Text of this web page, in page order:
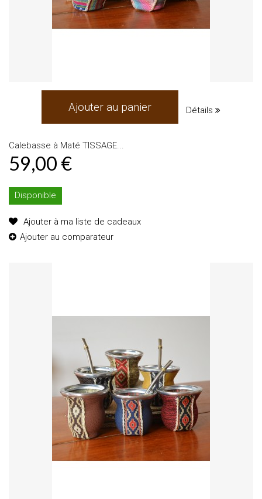
Ajouter au panier Détails
Calebasse à Maté TISSAGE...
59,00 €
Disponible
Ajouter à ma liste de cadeaux
Ajouter au comparateur